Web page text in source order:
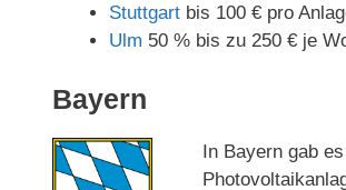
Stuttgart bis 100 € pro
Ulm 50 % bis zu 250 € je
Bayern
In Bayern gab